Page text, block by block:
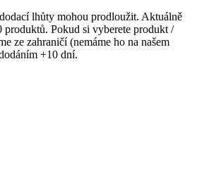
lhůty mohou prodloužit. Aktuálně
produktů. Pokud si vyberete produkt /
ze zahraničí (nemáme ho na našem
+10 dní.